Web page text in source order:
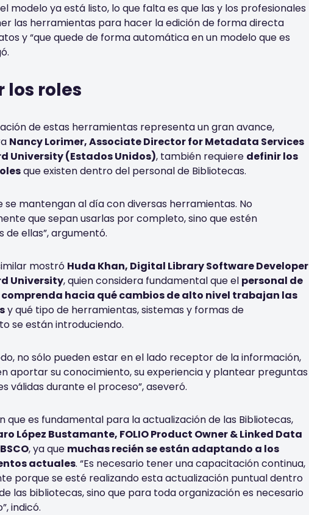
modelo ya está listo, lo que falta es que las y los profesionales
las herramientas para hacer la edición de forma directa
y “que quede de forma automática en un modelo que es
los roles
de estas herramientas representa un gran avance,
Nancy Lorimer, Associate Director for Metadata Services
University (Estados Unidos), también requiere definir los
que existen dentro del personal de Bibliotecas.
se mantengan al día con diversas herramientas. No
que sepan usarlas por completo, sino que estén
de ellas”, argumentó.
mostró Huda Khan, Digital Library Software Developer
University, quien considera fundamental que el personal de
hacia qué cambios de alto nivel trabajan las
y qué tipo de herramientas, sistemas y formas de
se están introduciendo.
no sólo pueden estar en el lado receptor de la información,
aportar su conocimiento, su experiencia y plantear preguntas
válidas durante el proceso”, aseveró.
que es fundamental para la actualización de las Bibliotecas,
López Bustamante, FOLIO Product Owner & Linked Data
, ya que muchas recién se están adaptando a los
actuales. “Es necesario tener una capacitación continua,
porque se esté realizando esta actualización puntual dentro
las bibliotecas, sino que para toda organización es necesario
indicó.